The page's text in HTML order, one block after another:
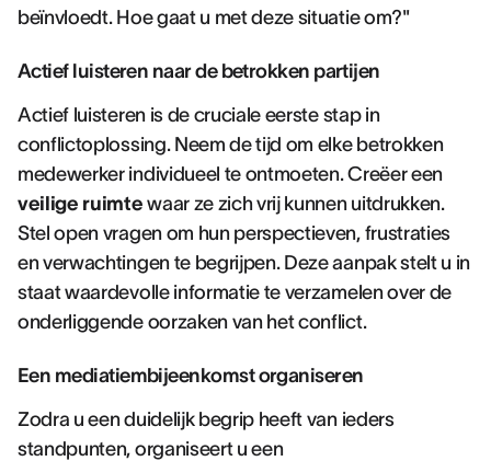
beïnvloedt. Hoe gaat u met deze situatie om?"
Actief luisteren naar de betrokken partijen
Actief luisteren is de cruciale eerste stap in
conflictoplossing. Neem de tijd om elke betrokken
medewerker individueel te ontmoeten. Creëer een
veilige ruimte waar ze zich vrij kunnen uitdrukken.
Stel open vragen om hun perspectieven, frustraties
en verwachtingen te begrijpen. Deze aanpak stelt u in
staat waardevolle informatie te verzamelen over de
onderliggende oorzaken van het conflict.
Een mediatiembijeenkomst organiseren
Zodra u een duidelijk begrip heeft van ieders
standpunten, organiseert u een